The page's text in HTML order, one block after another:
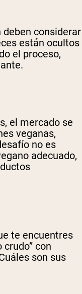
considerar
están ocultos
el proceso,
el mercado se
veganas,
no es
adecuado,
te encuentres
con
son sus